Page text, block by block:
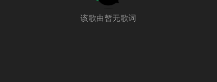
该歌曲暂无歌词